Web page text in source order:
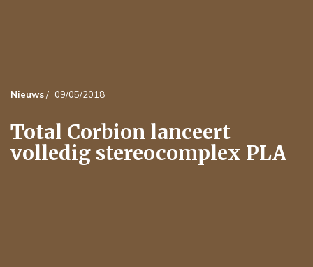
Nieuws/ 09/05/2018
Total Corbion lanceert
volledig stereocomplex PLA